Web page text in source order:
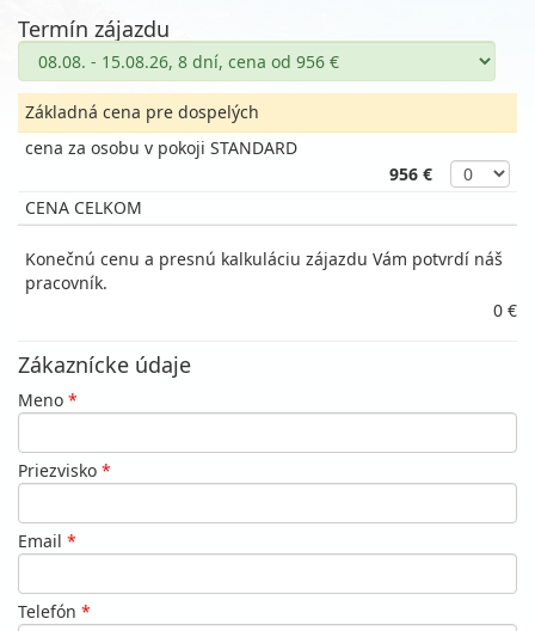
Termín zájazdu
Základná cena pre dospelých
cena za osobu v pokoji STANDARD
956 €
CENA CELKOM
Konečnú cenu a presnú kalkuláciu zájazdu Vám potvrdí náš
pracovník.
0 €
Zákaznícke údaje
Meno *
Priezvisko *
Email *
Telefón *